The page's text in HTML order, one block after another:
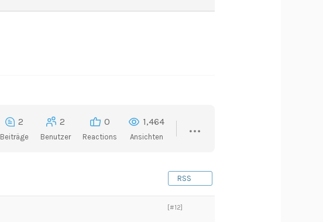
2
Beiträge
2
Benutzer
0
Reactions
1,464
Ansichten
RSS
[#12]